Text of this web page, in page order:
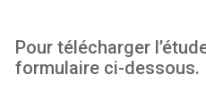
Pour télécharger
formulaire ci-dessous.